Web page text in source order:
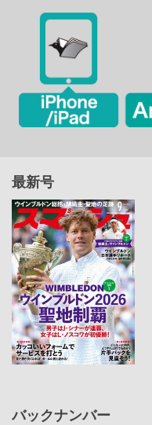
最新号
バックナンバー